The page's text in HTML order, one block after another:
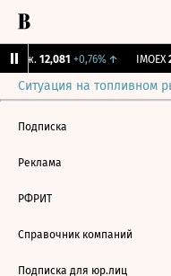
Бирж. 12,081 +0,76%↑ IMOEX
Ситуация на топливном
Подписка
Реклама
РФРИТ
Справочник компаний
Подписка для юр.лиц